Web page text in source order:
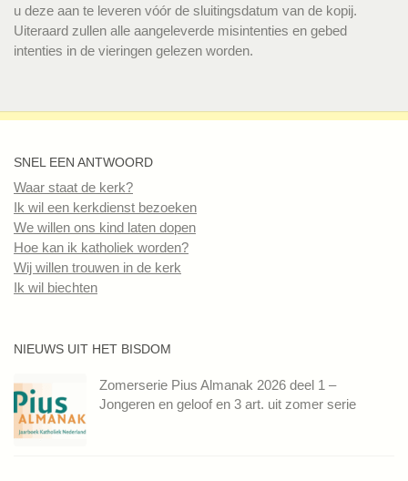
u deze aan te leveren vóór de sluitingsdatum van de kopij.
Uiteraard zullen alle aangeleverde misintenties en gebed
intenties in de vieringen gelezen worden.
SNEL EEN ANTWOORD
Waar staat de kerk?
Ik wil een kerkdienst bezoeken
We willen ons kind laten dopen
Hoe kan ik katholiek worden?
Wij willen trouwen in de kerk
Ik wil biechten
NIEUWS UIT HET BISDOM
Zomerserie Pius Almanak 2026 deel 1 –
Jongeren en geloof en 3 art. uit zomer serie